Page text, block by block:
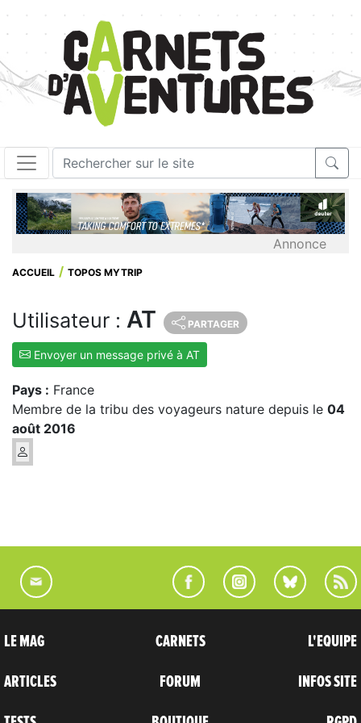
Annonce
ACCUEIL TOPOS MYTRIP
Utilisateur : AT PARTAGER
Envoyer un message privé à AT
Pays : France
Membre de la tribu des voyageurs nature depuis le 04
août 2016
LE MAG
ARTICLES
CARNETS
FORUM
L'EQUIPE
INFOS SITE